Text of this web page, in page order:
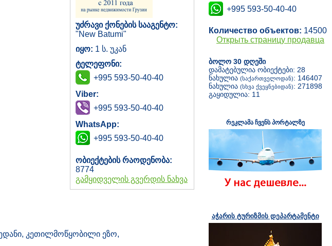
უძრავი ქონების სააგენტო:
"New Batumi"
იყო: 1 ს. უკან
ტელეფონი:
+995 593-50-40-40
Viber:
+995 593-50-40-40
WhatsApp:
+995 593-50-40-40
ობიექტების რაოდენობა:
8774
გამყიდველის გვერდის ნახვა
კეთილმოწყობილი ეზო,
+995 593-50-40-40
Количество объектов: 14500
Открыть страницу продавца
ბოლო 30 დღეში
დამატებულია ობიექტები: 28
ნახულია (საქართველოდან): 146407
ნახულია (სხვა ქვეყნებიდან): 271898
გაყიდულია: 11
რეკლამა ჩვენს პორტალზე
აჭარის ტურიზმის დეპარტამენტი